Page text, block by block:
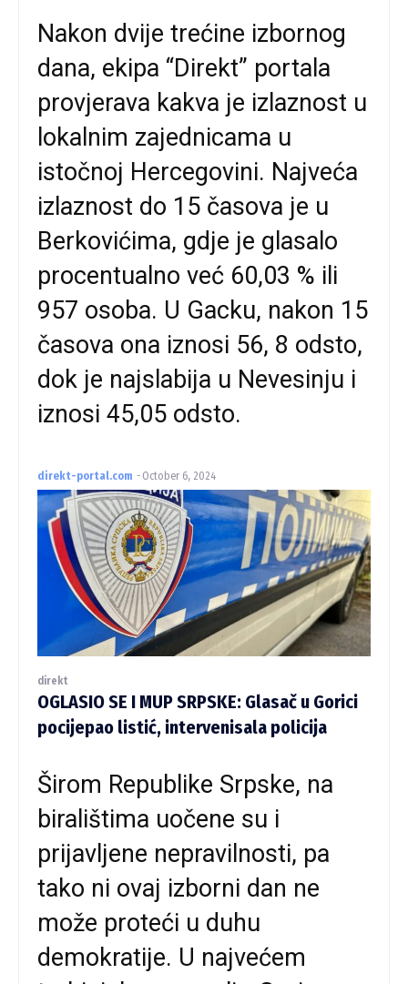
Nakon dvije trećine izbornog
dana, ekipa “Direkt” portala
provjerava kakva je izlaznost u
lokalnim zajednicama u
istočnoj Hercegovini. Najveća
izlaznost do 15 časova je u
Berkovićima, gdje je glasalo
procentualno već 60,03 % ili
957 osoba. U Gacku, nakon 15
časova ona iznosi 56, 8 odsto,
dok je najslabija u Nevesinju i
iznosi 45,05 odsto.
direkt-portal.com - October 6, 2024
direkt
OGLASIO SE I MUP SRPSKE: Glasač u Gorici
pocijepao listić, intervenisala policija
Širom Republike Srpske, na
biralištima uočene su i
prijavljene nepravilnosti, pa
tako ni ovaj izborni dan ne
može proteći u duhu
demokratije. U najvećem